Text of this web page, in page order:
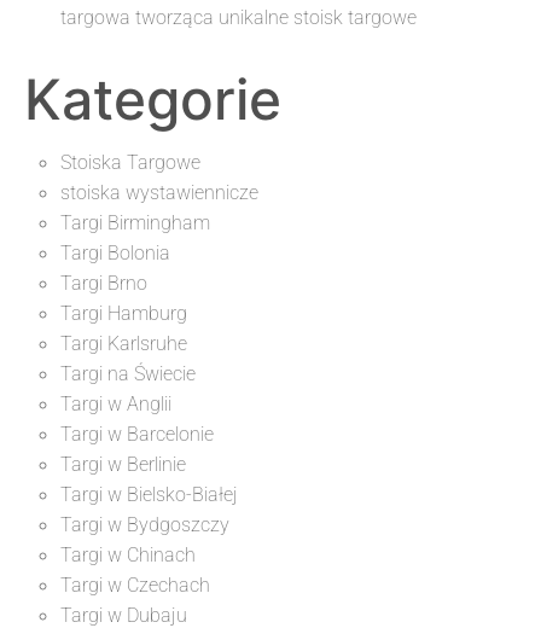
targowa tworząca unikalne stoisk targowe
Kategorie
Stoiska Targowe
stoiska wystawiennicze
Targi Birmingham
Targi Bolonia
Targi Brno
Targi Hamburg
Targi Karlsruhe
Targi na Świecie
Targi w Anglii
Targi w Barcelonie
Targi w Berlinie
Targi w Bielsko-Białej
Targi w Bydgoszczy
Targi w Chinach
Targi w Czechach
Targi w Dubaju